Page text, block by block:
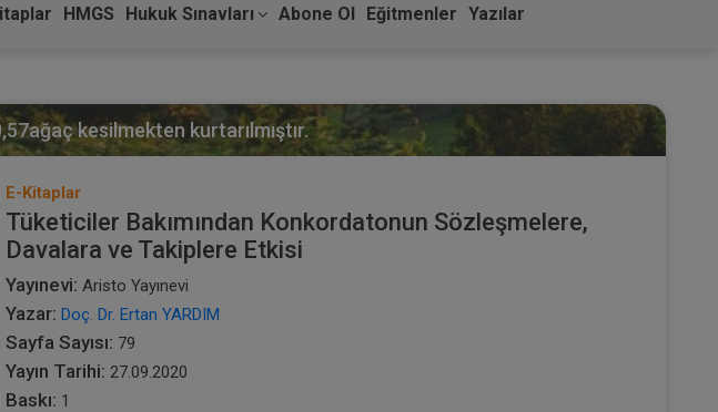
HMGS Hukuk Sınavları Abone Ol Eğitmenler Yazılar
ağaç kesilmekten kurtarılmıştır.
E-Kitaplar
Tüketiciler Bakımından Konkordatonun Sözleşmelere,
Davalara ve Takiplere Etkisi
Yayınevi: Aristo Yayınevi
Yazar: Doç. Dr. Ertan YARDIM
Sayfa Sayısı: 79
Yayın Tarihi: 27.09.2020
Baskı: 1